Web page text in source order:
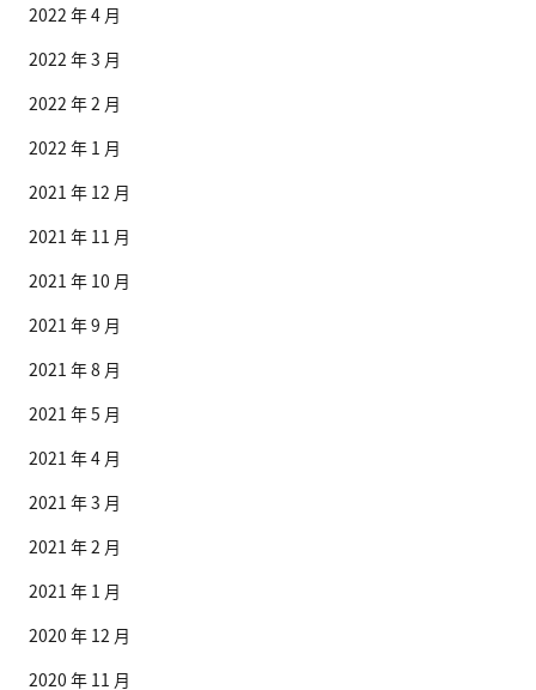
2022 年 4 月
2022 年 3 月
2022 年 2 月
2022 年 1 月
2021 年 12 月
2021 年 11 月
2021 年 10 月
2021 年 9 月
2021 年 8 月
2021 年 5 月
2021 年 4 月
2021 年 3 月
2021 年 2 月
2021 年 1 月
2020 年 12 月
2020 年 11 月